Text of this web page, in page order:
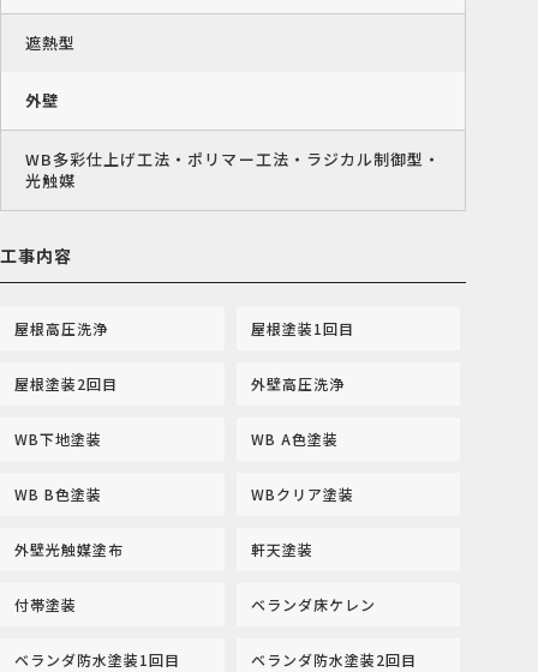
遮熱型
外壁
WB多彩仕上げ工法・ポリマー工法・ラジカル制御型・
光触媒
工事内容
屋根高圧洗浄 屋根塗装1回目
屋根塗装2回目 外壁高圧洗浄
WB下地塗装 WB A色塗装
WB B色塗装 WBクリア塗装
外壁光触媒塗布 軒天塗装
付帯塗装 ベランダ床ケレン
ベランダ防水塗装1回目 ベランダ防水塗装2回目